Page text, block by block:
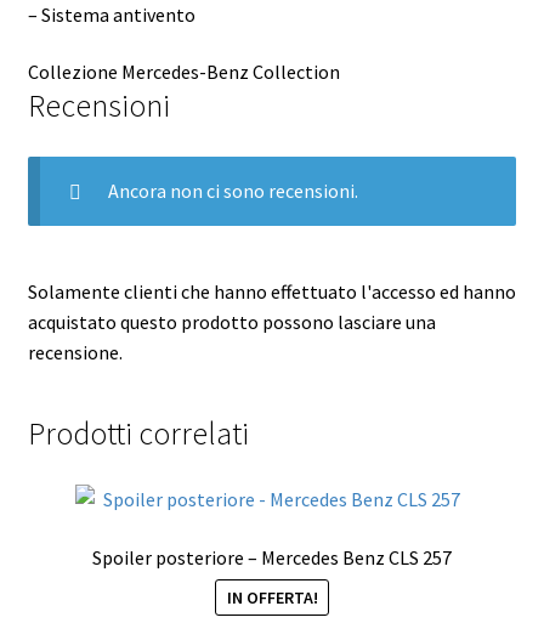
– Sistema antivento
Collezione Mercedes-Benz Collection
Recensioni
Ancora non ci sono recensioni.
Solamente clienti che hanno effettuato l'accesso ed hanno
acquistato questo prodotto possono lasciare una
recensione.
Prodotti correlati
Spoiler posteriore – Mercedes Benz CLS 257
IN OFFERTA!